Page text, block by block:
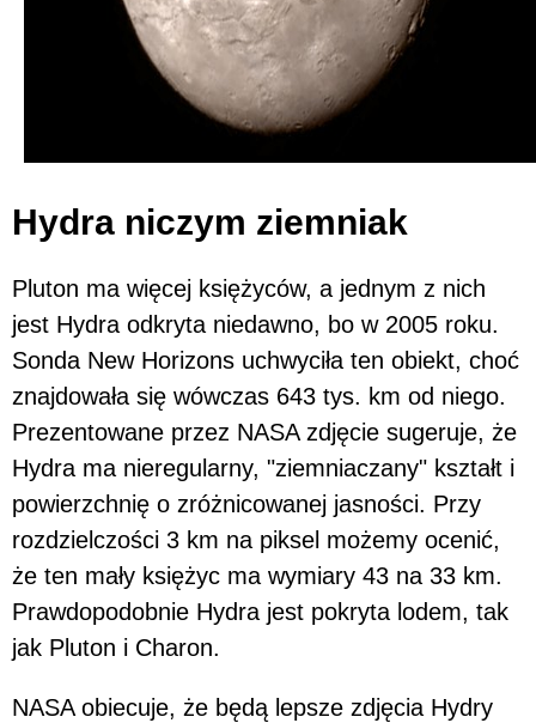
Hydra niczym ziemniak
Pluton ma więcej księżyców, a jednym z nich
jest Hydra odkryta niedawno, bo w 2005 roku.
Sonda New Horizons uchwyciła ten obiekt, choć
znajdowała się wówczas 643 tys. km od niego.
Prezentowane przez NASA zdjęcie sugeruje, że
Hydra ma nieregularny, "ziemniaczany" kształt i
powierzchnię o zróżnicowanej jasności. Przy
rozdzielczości 3 km na piksel możemy ocenić,
że ten mały księżyc ma wymiary 43 na 33 km.
Prawdopodobnie Hydra jest pokryta lodem, tak
jak Pluton i Charon.
NASA obiecuje, że będą lepsze zdjęcia Hydry